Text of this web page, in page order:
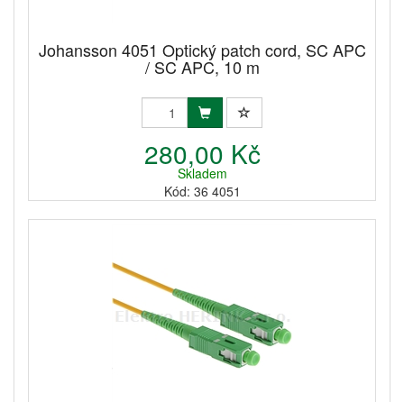
Johansson 4051 Optický patch cord, SC APC
/ SC APC, 10 m
280,00 Kč
Skladem
Kód: 36 4051